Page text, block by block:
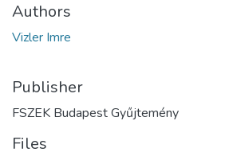
Authors
Vizler Imre
Publisher
FSZEK Budapest Gyűjtemény
Files